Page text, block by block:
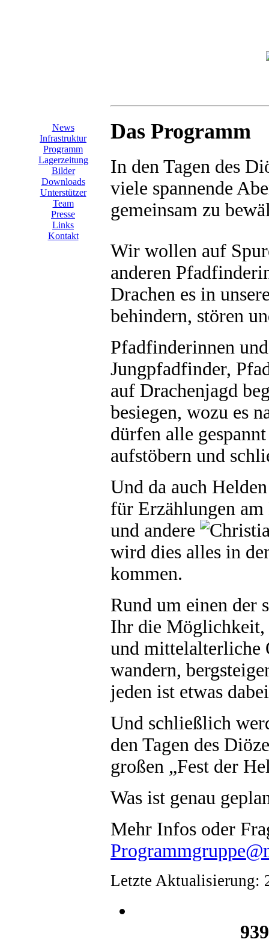
News
Infrastruktur
Programm
Lagerzeitung
Bilder
Downloads
Unterstützer
Team
Presse
Links
Kontakt
Das Programm
In den Tagen des
viele spannende
gemeinsam zu
Wir wollen auf
anderen
Drachen es in
behindern, stören
Pfadfinderinnen
Jungpfadfinder,
auf Drachenjagd
besiegen, wozu es
dürfen alle
aufstöbern und
Und da auch
für Erzählungen am
und andere
wird dies alles in
kommen.
Rund um einen der
Ihr die Möglichkeit,
und mittelalterliche
wandern,
jeden ist etwas
Und schließlich
den Tagen des
großen „Fest der
Was ist genau
Mehr Infos oder
Letzte Aktualisierung: